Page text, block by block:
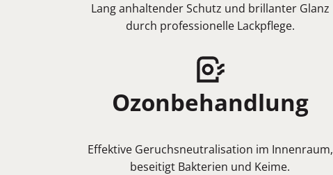
Lang anhaltender Schutz und brillanter Glanz
durch professionelle Lackpflege.
Ozonbehandlung
Effektive Geruchsneutralisation im Innenraum,
beseitigt Bakterien und Keime.